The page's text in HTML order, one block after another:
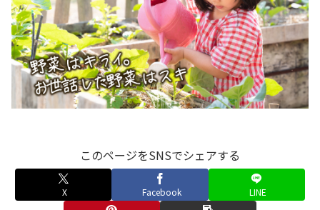
このページをSNSでシェアする
X Facebook LINE